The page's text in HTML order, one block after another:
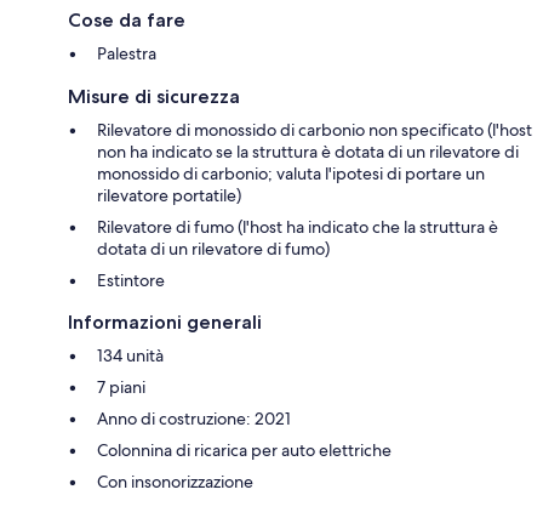
Cose da fare
Palestra
Misure di sicurezza
Rilevatore di monossido di carbonio non specificato (l'host
non ha indicato se la struttura è dotata di un rilevatore di
monossido di carbonio; valuta l'ipotesi di portare un
rilevatore portatile)
Rilevatore di fumo (l'host ha indicato che la struttura è
dotata di un rilevatore di fumo)
Estintore
Informazioni generali
134 unità
7 piani
Anno di costruzione: 2021
Colonnina di ricarica per auto elettriche
Con insonorizzazione